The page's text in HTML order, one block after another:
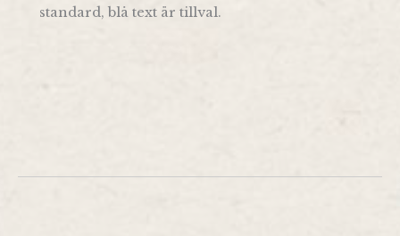
standard, blå text är tillval.